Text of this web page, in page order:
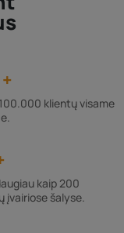
+
klientų visame
kaip 200
įvairiose šalyse.